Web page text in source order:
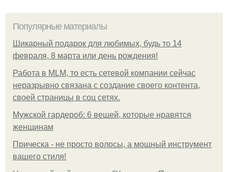
Популярные материалы
Шикарный подарок для любимых, будь то 14
февраля, 8 марта или день рождения!
Работа в MLM, то есть сетевой компании сейчас
неразрывно связана с создание своего контента,
своей страницы в соц сетях.
Мужской гардероб: 6 вещей, которые нравятся
женщинам
Прическа - не просто волосы, а мощный инструмент
вашего стиля!